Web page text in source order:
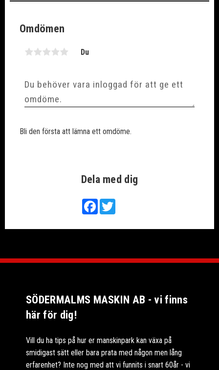
Dela med dig
FacebookTwitter
Omdömen
Du
Bli den första att lämna ett omdöme.
SÖDERMALMS MASKIN AB - vi finns
här för dig!
Vill du ha tips på hur er manskinpark kan växa på
smidigast sätt eller bara prata med någon men lång
erfarenhet? Inte nog med att vi funnits i snart 60år - vi